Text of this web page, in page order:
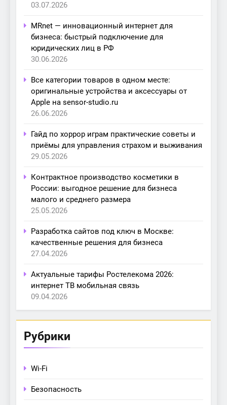
03.07.2026
MRnet — инновационный интернет для
бизнеса: быстрый подключение для
юридических лиц в РФ
30.06.2026
Все категории товаров в одном месте:
оригинальные устройства и аксессуары от
Apple на sensor-studio.ru
26.06.2026
Гайд по хоррор играм практические советы и
приёмы для управления страхом и выживания
29.05.2026
Контрактное производство косметики в
России: выгодное решение для бизнеса
малого и среднего размера
25.05.2026
Разработка сайтов под ключ в Москве:
качественные решения для бизнеса
27.04.2026
Актуальные тарифы Ростелекома 2026:
интернет ТВ мобильная связь
09.04.2026
Рубрики
Wi-Fi
Безопасность